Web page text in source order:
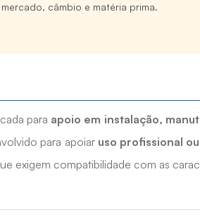
câmbio e matéria prima.
para apoio em instalação,
para apoiar uso profissional
exigem compatibilidade com as